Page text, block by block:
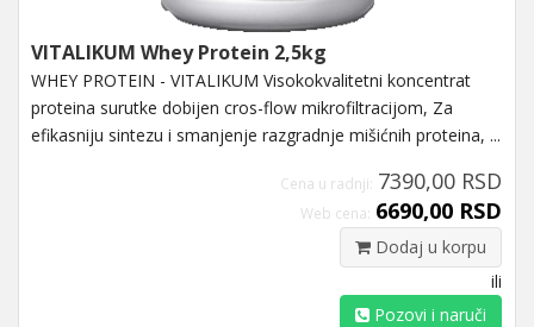
VITALIKUM Whey Protein 2,5kg
WHEY PROTEIN - VITALIKUM Visokokvalitetni koncentrat
proteina surutke dobijen cros-flow mikrofiltracijom, Za
efikasniju sintezu i smanjenje razgradnje mišićnih proteina, ...
Cena u radnji: 7390,00 RSD
Web cena: 6690,00 RSD
Dodaj u korpu
ili
Pozovi i naruči